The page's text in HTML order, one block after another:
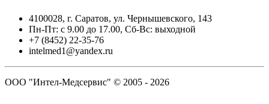
4100028, г. Саратов, ул. Чернышевского, 143
Пн-Пт: с 9.00 до 17.00, Сб-Вс: выходной
+7 (8452) 22-35-76
intelmed1@yandex.ru
ООО "Интел-Медсервис" © 2005 - 2026